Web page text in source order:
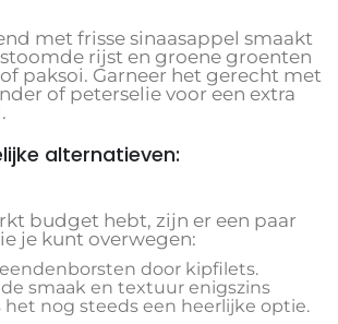
met frisse sinaasappel smaakt
rijst en groene groenten
paksoi. Garneer het gerecht met
of peterselie voor een extra
alternatieven:
budget hebt, zijn er een paar
je kunt overwegen:
door kipfilets.
smaak en textuur enigszins
het nog steeds een heerlijke optie.